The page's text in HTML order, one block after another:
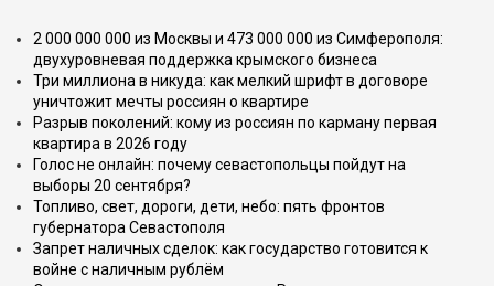
2 000 000 000 из Москвы и 473 000 000 из Симферополя:
двухуровневая поддержка крымского бизнеса
Три миллиона в никуда: как мелкий шрифт в договоре
уничтожит мечты россиян о квартире
Разрыв поколений: кому из россиян по карману первая
квартира в 2026 году
Голос не онлайн: почему севастопольцы пойдут на
выборы 20 сентября?
Топливо, свет, дороги, дети, небо: пять фронтов
губернатора Севастополя
Запрет наличных сделок: как государство готовится к
войне с наличным рублём